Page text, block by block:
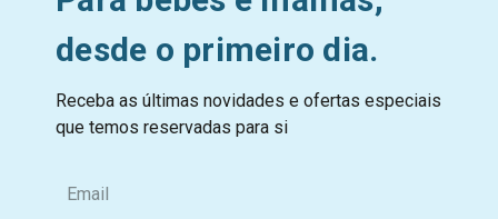
desde o primeiro dia.
Receba as últimas novidades e ofertas especiais
que temos reservadas para si
m